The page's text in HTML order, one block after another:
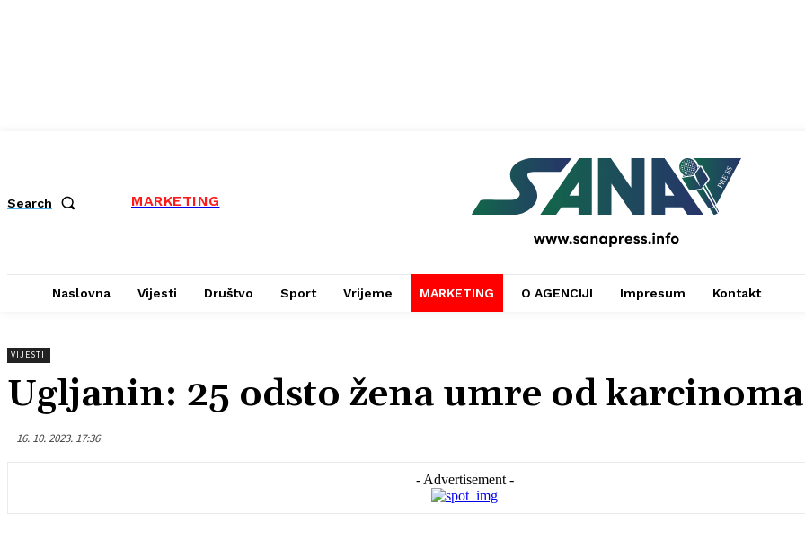
Search MARKETING
PRESS
Naslovna Vijesti Društvo Sport Vrijeme MARKETING O AGENCIJI Impresum Kontakt
VIJESTI
Ugljanin: 25 odsto žena umre od
16. 10. 2023. 17:36
- Advertisement -